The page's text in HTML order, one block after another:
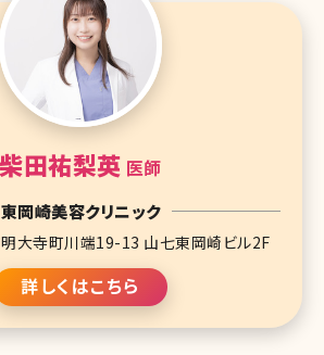
柴田祐梨英 医師
東岡崎美容クリニック
大寺町川端19-13 山七東岡崎ビル2F
詳しくはこちら